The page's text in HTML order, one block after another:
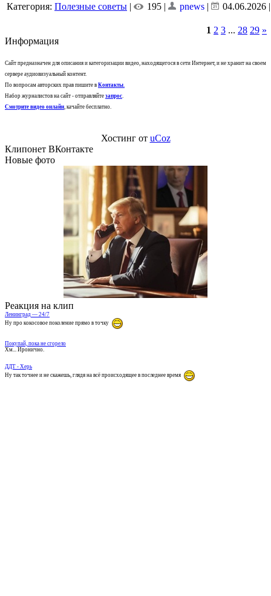
Категория: Полезные советы | 195 | pnews | 04.06.2026
1 2 3 ... 28 29 »
Информация
Сайт предназначен для описания и категоризации видео, находящегося в сети Интернет, и не хранит на своем
сервере аудиовизуальный контент.
По вопросам авторских прав пишите в Контакты.
Набор журналистов на сайт - отправляйте запрос.
Смотрите видео онлайн, качайте бесплатно.
Хостинг от uCoz
Клипонет ВКонтакте
Новые фото
Реакция на клип
Ленинград — 24/7
Ну про кокосовое поколение прямо в точку
Покупай, пока не сгорело
Хм... Иронично.
ДДТ - Херь
Ну так точнее и не скажешь, глядя на всё происходящее в последнее время